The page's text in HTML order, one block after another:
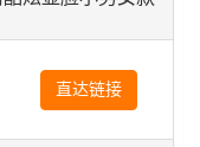
直达链接